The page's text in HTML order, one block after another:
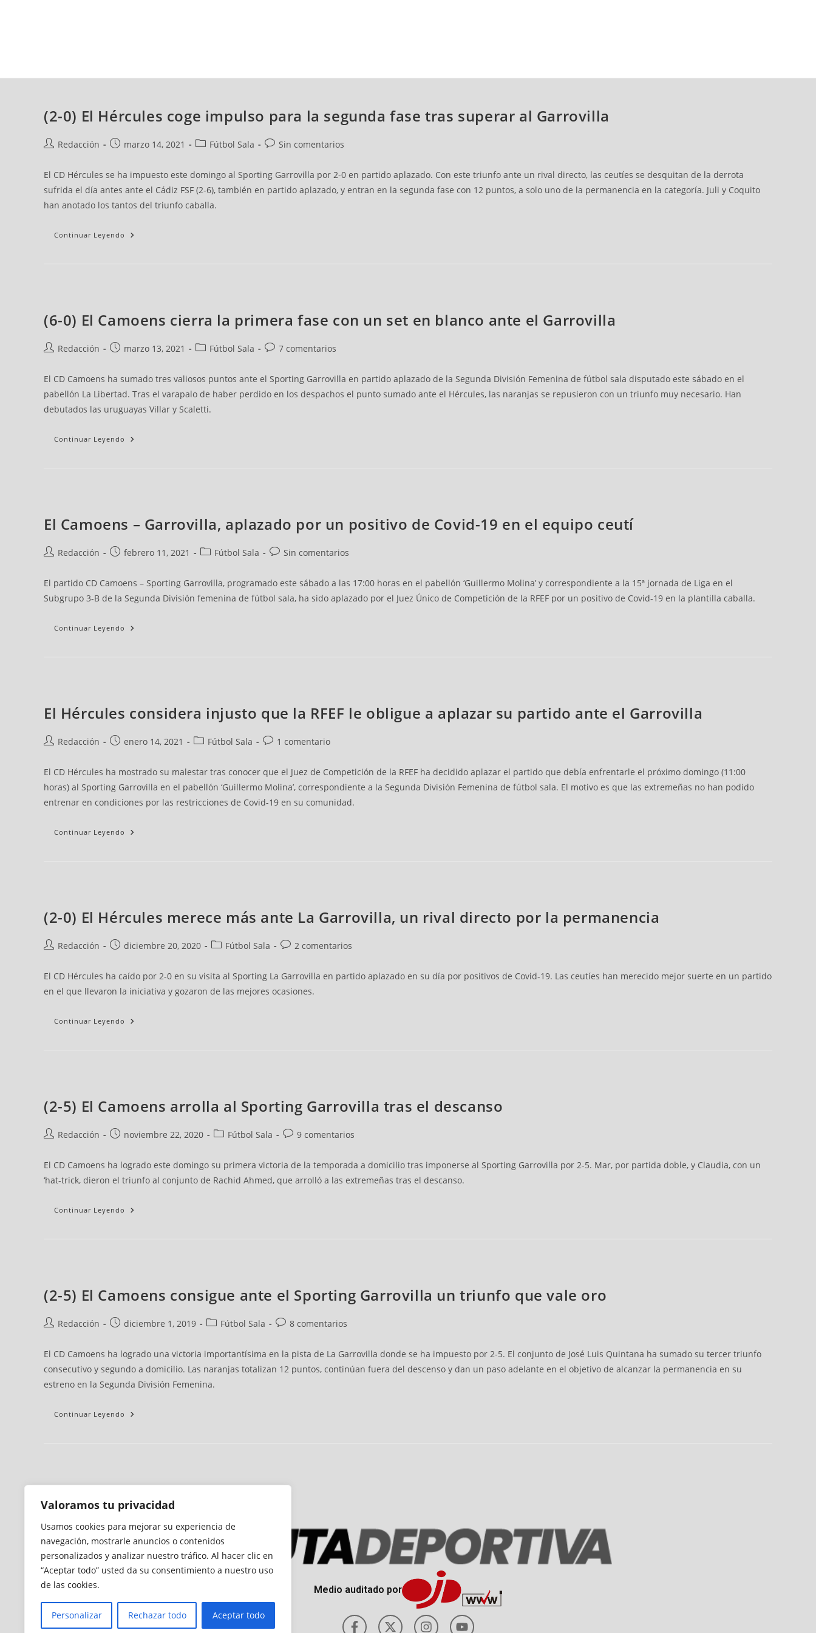
Valoramos tu privacidad
Usamos cookies para mejorar su experiencia de
navegación, mostrarle anuncios o contenidos
personalizados y analizar nuestro tráfico. Al hacer clic en
“Aceptar todo” usted da su consentimiento a nuestro uso
de las cookies.
Personalizar Rechazar todo Aceptar todo
(2-0) El Hércules coge impulso para la segunda fase tras superar al Garrovilla
Redacción marzo 14, 2021 Fútbol Sala Sin comentarios
El CD Hércules se ha impuesto este domingo al Sporting Garrovilla por 2-0 en partido aplazado. Con este triunfo ante un rival directo, las ceutíes se desquitan de la derrota
sufrida el día antes ante el Cádiz FSF (2-6), también en partido aplazado, y entran en la segunda fase con 12 puntos, a solo uno de la permanencia en la categoría. Juli y Coquito
han anotado los tantos del triunfo caballa.
Continuar Leyendo
(6-0) El Camoens cierra la primera fase con un set en blanco ante el Garrovilla
Redacción marzo 13, 2021 Fútbol Sala 7 comentarios
El CD Camoens ha sumado tres valiosos puntos ante el Sporting Garrovilla en partido aplazado de la Segunda División Femenina de fútbol sala disputado este sábado en el
pabellón La Libertad. Tras el varapalo de haber perdido en los despachos el punto sumado ante el Hércules, las naranjas se repusieron con un triunfo muy necesario. Han
debutados las uruguayas Villar y Scaletti.
Continuar Leyendo
El Camoens – Garrovilla, aplazado por un positivo de Covid-19 en el equipo ceutí
Redacción febrero 11, 2021 Fútbol Sala Sin comentarios
El partido CD Camoens – Sporting Garrovilla, programado este sábado a las 17:00 horas en el pabellón ‘Guillermo Molina’ y correspondiente a la 15ª jornada de Liga en el
Subgrupo 3-B de la Segunda División femenina de fútbol sala, ha sido aplazado por el Juez Único de Competición de la RFEF por un positivo de Covid-19 en la plantilla caballa.
Continuar Leyendo
El Hércules considera injusto que la RFEF le obligue a aplazar su partido ante el Garrovilla
Redacción enero 14, 2021 Fútbol Sala 1 comentario
El CD Hércules ha mostrado su malestar tras conocer que el Juez de Competición de la RFEF ha decidido aplazar el partido que debía enfrentarle el próximo domingo (11:00
horas) al Sporting Garrovilla en el pabellón ‘Guillermo Molina’, correspondiente a la Segunda División Femenina de fútbol sala. El motivo es que las extremeñas no han podido
entrenar en condiciones por las restricciones de Covid-19 en su comunidad.
Continuar Leyendo
(2-0) El Hércules merece más ante La Garrovilla, un rival directo por la permanencia
Redacción diciembre 20, 2020 Fútbol Sala 2 comentarios
El CD Hércules ha caído por 2-0 en su visita al Sporting La Garrovilla en partido aplazado en su día por positivos de Covid-19. Las ceutíes han merecido mejor suerte en un partido
en el que llevaron la iniciativa y gozaron de las mejores ocasiones.
Continuar Leyendo
(2-5) El Camoens arrolla al Sporting Garrovilla tras el descanso
Redacción noviembre 22, 2020 Fútbol Sala 9 comentarios
El CD Camoens ha logrado este domingo su primera victoria de la temporada a domicilio tras imponerse al Sporting Garrovilla por 2-5. Mar, por partida doble, y Claudia, con un
‘hat-trick, dieron el triunfo al conjunto de Rachid Ahmed, que arrolló a las extremeñas tras el descanso.
Continuar Leyendo
(2-5) El Camoens consigue ante el Sporting Garrovilla un triunfo que vale oro
Redacción diciembre 1, 2019 Fútbol Sala 8 comentarios
El CD Camoens ha logrado una victoria importantísima en la pista de La Garrovilla donde se ha impuesto por 2-5. El conjunto de José Luis Quintana ha sumado su tercer triunfo
consecutivo y segundo a domicilio. Las naranjas totalizan 12 puntos, continúan fuera del descenso y dan un paso adelante en el objetivo de alcanzar la permanencia en su
estreno en la Segunda División Femenina.
Continuar Leyendo
Medio auditado por